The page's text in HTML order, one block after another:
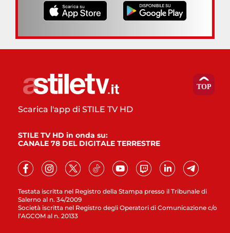
Testata iscritta nel Registro della Stampa presso il Tribunale di
Salerno al n. 34/2009
Società iscritta nel Registro degli Operatori di Comunicazione c/o
l’AGCOM al n. 20133
Scarica l'app di STILE TV HD
STILE TV HD in onda su:
CANALE 78 DEL DIGITALE TERRESTRE